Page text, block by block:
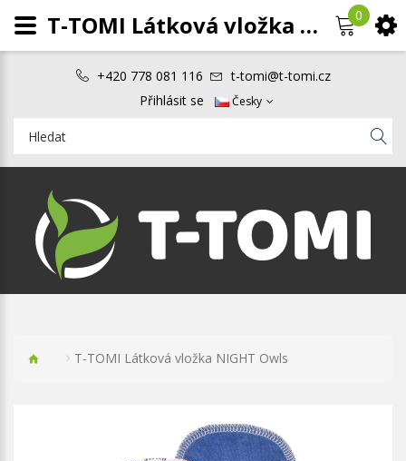
+420 778 081 116
t-tomi@t-tomi.cz
Přihlásit se
Česky
0
T-TOMI Látková vložka NIGHT Owls
T-TOMI Látková vložka NIGHT Owls